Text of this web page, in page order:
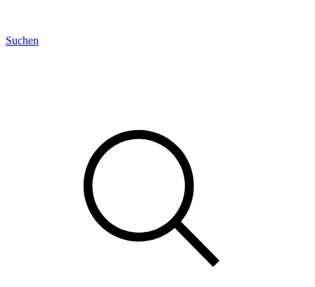
Suchen